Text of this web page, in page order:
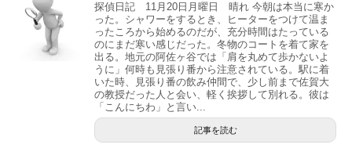
探偵日記 11月20日月曜日 晴れ 今朝は本当に寒か
った。シャワーをするとき、ヒーターをつけて温ま
ったころから始めるのだが、充分時間はたっている
のにまだ寒い感じだった。冬物のコートを着て家を
出る。地元の阿佐ヶ谷では「肩を丸めて歩かないよ
うに」何時も見張り番から注意されている。駅に着
いた時、見張り番の飲み仲間で、少し前まで佐賀大
の教授だった人と会い、軽く挨拶して別れる。彼は
「こんにちわ」と言い...
記事を読む